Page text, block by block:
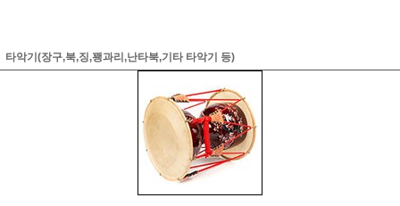
타악기(장구,북,징,꽹과리,난타북,기타 타악기 등)